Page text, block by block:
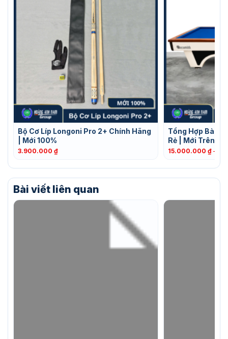
Bộ Cơ Líp Longoni Pro 2+ Chính Hãng
| Mới 100%
3.900.000 ₫
Tổng Hợp Bàn
Rẻ | Mới Trên
15.000.000₫ –
Bài viết liên quan